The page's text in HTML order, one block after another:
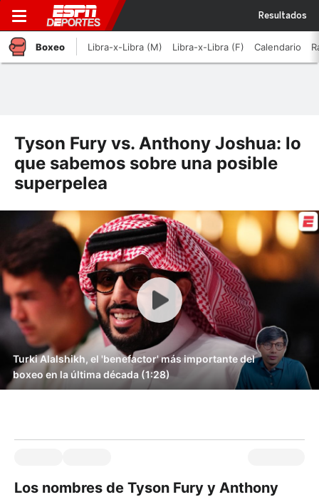
Resultados
Boxeo Libra-x-Libra (M) Libra-x-Libra (F) Calendario
Tyson Fury vs. Anthony Joshua: lo
que sabemos sobre una posible
superpelea
Turki Alalshikh, el 'benefactor' más importante del
boxeo en la última década (1:28)
Los nombres de Tyson Fury y Anthony